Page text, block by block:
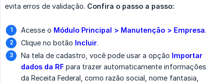
evita erros de validação. Confira o passo a passo:
Acesse o Módulo Principal > Manutenção > Empresa.
Clique no botão Incluir.
Na tela de cadastro, você pode usar a opção Importar
dados da RF para trazer automaticamente informações
da Receita Federal, como razão social, nome fantasia,